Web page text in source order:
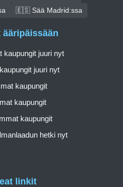
🇪🇸 Sää Madrid:ssa
linkit
ääripäissään
kaupungit juuri nyt
juuri nyt
kaupungit
kaupungit
kaupungit
hetki nyt